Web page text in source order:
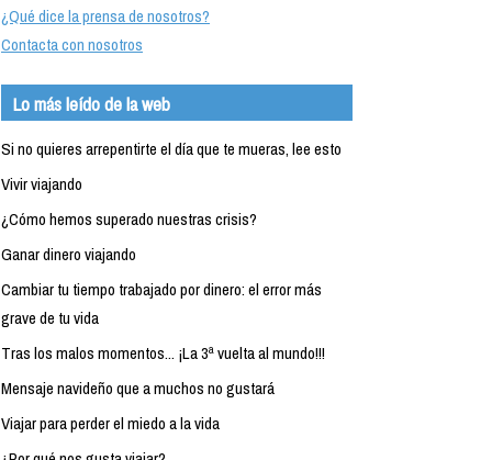
¿Qué dice la prensa de nosotros?
Contacta con nosotros
Lo más leído de la web
Si no quieres arrepentirte el día que te mueras, lee esto
Vivir viajando
¿Cómo hemos superado nuestras crisis?
Ganar dinero viajando
Cambiar tu tiempo trabajado por dinero: el error más
grave de tu vida
Tras los malos momentos... ¡La 3ª vuelta al mundo!!!
Mensaje navideño que a muchos no gustará
Viajar para perder el miedo a la vida